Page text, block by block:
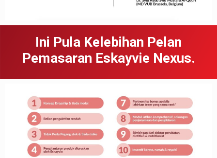
Ini Pula Kelebihan Pelan
Pemasaran Eskayvie Nexus.